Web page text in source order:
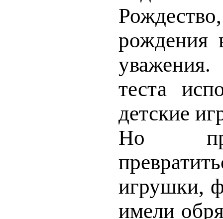
рождения
теста
детские
Но
игрушки,
имели